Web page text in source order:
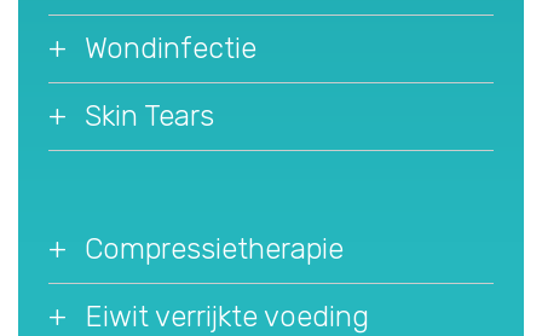
Wondinfectie
Skin Tears
Compressietherapie
Eiwit verrijkte voeding